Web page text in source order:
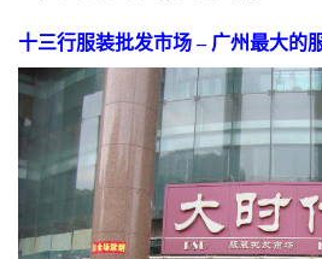
十三行服装批发市场 – 广州最大的